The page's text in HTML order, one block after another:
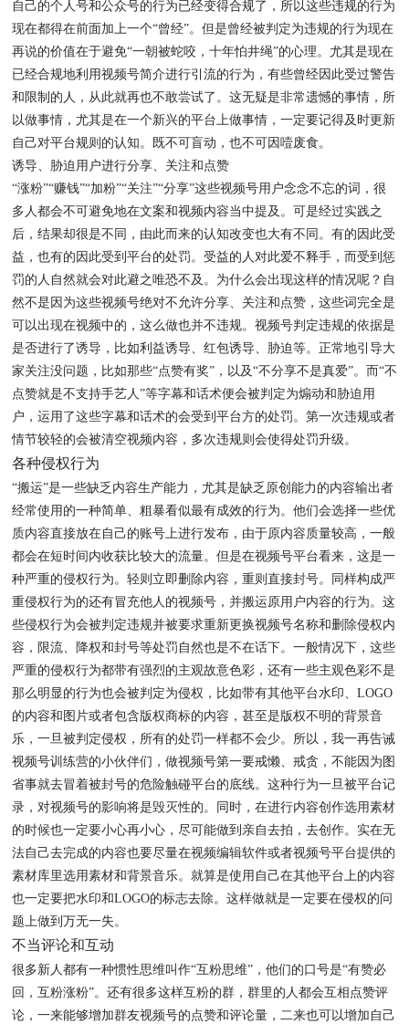
自己的个人号和公众号的行为已经变得合规了，所以这些违规的行为
现在都得在前面加上一个“曾经”。但是曾经被判定为违规的行为现在
再说的价值在于避免“一朝被蛇咬，十年怕井绳”的心理。尤其是现在
已经合规地利用视频号简介进行引流的行为，有些曾经因此受过警告
和限制的人，从此就再也不敢尝试了。这无疑是非常遗憾的事情，所
以做事情，尤其是在一个新兴的平台上做事情，一定要记得及时更新
自己对平台规则的认知。既不可盲动，也不可因噎废食。
诱导、胁迫用户进行分享、关注和点赞
“涨粉”“赚钱”“加粉”“关注”“分享”这些视频号用户念念不忘的词，很
多人都会不可避免地在文案和视频内容当中提及。可是经过实践之
后，结果却很是不同，由此而来的认知改变也大有不同。有的因此受
益，也有的因此受到平台的处罚。受益的人对此爱不释手，而受到惩
罚的人自然就会对此避之唯恐不及。为什么会出现这样的情况呢？自
然不是因为这些视频号绝对不允许分享、关注和点赞，这些词完全是
可以出现在视频中的，这么做也并不违规。视频号判定违规的依据是
是否进行了诱导，比如利益诱导、红包诱导、胁迫等。正常地引导大
家关注没问题，比如那些“点赞有奖”，以及“不分享不是真爱”。而“不
点赞就是不支持手艺人”等字幕和话术便会被判定为煽动和胁迫用
户，运用了这些字幕和话术的会受到平台方的处罚。第一次违规或者
情节较轻的会被清空视频内容，多次违规则会使得处罚升级。
各种侵权行为
“搬运”是一些缺乏内容生产能力，尤其是缺乏原创能力的内容输出者
经常使用的一种简单、粗暴看似最有成效的行为。他们会选择一些优
质内容直接放在自己的账号上进行发布，由于原内容质量较高，一般
都会在短时间内收获比较大的流量。但是在视频号平台看来，这是一
种严重的侵权行为。轻则立即删除内容，重则直接封号。同样构成严
重侵权行为的还有冒充他人的视频号，并搬运原用户内容的行为。这
些侵权行为会被判定违规并被要求重新更换视频号名称和删除侵权内
容，限流、降权和封号等处罚自然也是不在话下。一般情况下，这些
严重的侵权行为都带有强烈的主观故意色彩，还有一些主观色彩不是
那么明显的行为也会被判定为侵权，比如带有其他平台水印、LOGO
的内容和图片或者包含版权商标的内容，甚至是版权不明的背景音
乐，一旦被判定侵权，所有的处罚一样都不会少。所以，我一再告诫
视频号训练营的小伙伴们，做视频号第一要戒懒、戒贪，不能因为图
省事就去冒着被封号的危险触碰平台的底线。这种行为一旦被平台记
录，对视频号的影响将是毁灭性的。同时，在进行内容创作选用素材
的时候也一定要小心再小心，尽可能做到亲自去拍，去创作。实在无
法自己去完成的内容也要尽量在视频编辑软件或者视频号平台提供的
素材库里选用素材和背景音乐。就算是使用自己在其他平台上的内容
也一定要把水印和LOGO的标志去除。这样做就是一定要在侵权的问
题上做到万无一失。
不当评论和互动
很多新人都有一种惯性思维叫作“互粉思维”，他们的口号是“有赞必
回，互粉涨粉”。还有很多这样互粉的群，群里的人都会互相点赞评
论，一来能够增加群友视频号的点赞和评论量，二来也可以增加自己